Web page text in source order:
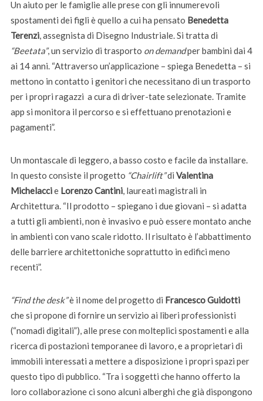
Un aiuto per le famiglie alle prese con gli innumerevoli
spostamenti dei figli è quello a cui ha pensato Benedetta
Terenzi, assegnista di Disegno Industriale. Si tratta di
“Beetata”, un servizio di trasporto on demandper bambini dai 4
ai 14 anni. “Attraverso un’applicazione – spiega Benedetta – si
mettono in contatto i genitori che necessitano di un trasporto
per i propri ragazzi a cura di driver-tate selezionate. Tramite
app si monitora il percorso e si effettuano prenotazioni e
pagamenti”.
Un montascale di leggero, a basso costo e facile da installare.
In questo consiste il progetto “Chairlift”di Valentina
Michelaccie Lorenzo Cantini, laureati magistrali in
Architettura. “Il prodotto – spiegano i due giovani – si adatta
a tutti gli ambienti, non è invasivo e può essere montato anche
in ambienti con vano scale ridotto. Il risultato è l’abbattimento
delle barriere architettoniche soprattutto in edifici meno
recenti”.
“Find the desk”è il nome del progetto di Francesco Guidotti
che si propone di fornire un servizio ai liberi professionisti
(“nomadi digitali”), alle prese con molteplici spostamenti e alla
ricerca di postazioni temporanee di lavoro, e a proprietari di
immobili interessati a mettere a disposizione i propri spazi per
questo tipo di pubblico. “Tra i soggetti che hanno offerto la
loro collaborazione ci sono alcuni alberghi che già dispongono